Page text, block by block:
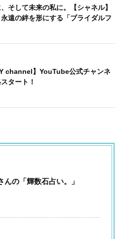
そして未来の私に。【シャネル】
遠の絆を形にする「ブライダルフ
channel】YouTube公式チャンネ
タート！
んの「輝数石占い。」